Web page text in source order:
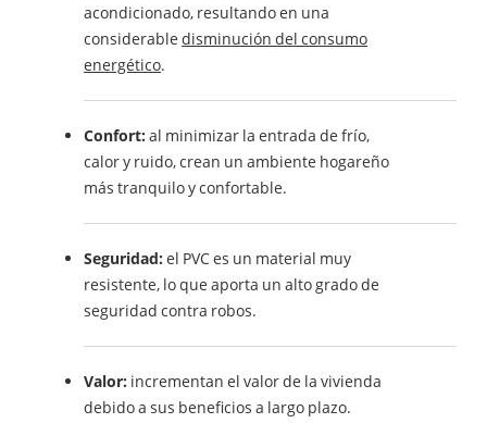
acondicionado, resultando en una
considerabledisminución del consumo
energético.
Confort: al minimizar la entrada de frío,
calor y ruido, crean un ambiente hogareño
más tranquilo y confortable.
Seguridad: el PVC es un material muy
resistente, lo que aporta un alto grado de
seguridad contra robos.
Valor: incrementan el valor de la vivienda
debido a sus beneficios a largo plazo.